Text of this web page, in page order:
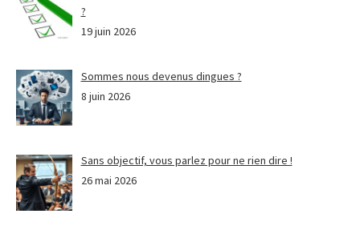
?
19 juin 2026
Sommes nous devenus dingues ?
8 juin 2026
Sans objectif, vous parlez pour ne rien dire !
26 mai 2026